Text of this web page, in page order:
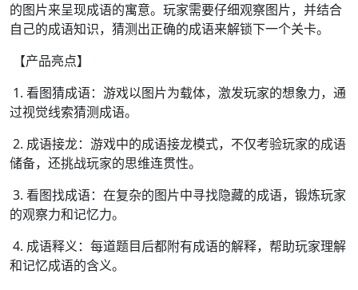
的图片来呈现成语的寓意。玩家需要仔细观察图片，并结合
自己的成语知识，猜测出正确的成语来解锁下一个关卡。
【产品亮点】
1. 看图猜成语：游戏以图片为载体，激发玩家的想象力，通
过视觉线索猜测成语。
2. 成语接龙：游戏中的成语接龙模式，不仅考验玩家的成语
储备，还挑战玩家的思维连贯性。
3. 看图找成语：在复杂的图片中寻找隐藏的成语，锻炼玩家
的观察力和记忆力。
4. 成语释义：每道题目后都附有成语的解释，帮助玩家理解
和记忆成语的含义。